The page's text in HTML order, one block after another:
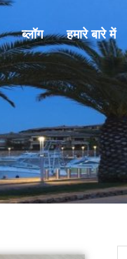
ब्लॉग हमारे बारे में